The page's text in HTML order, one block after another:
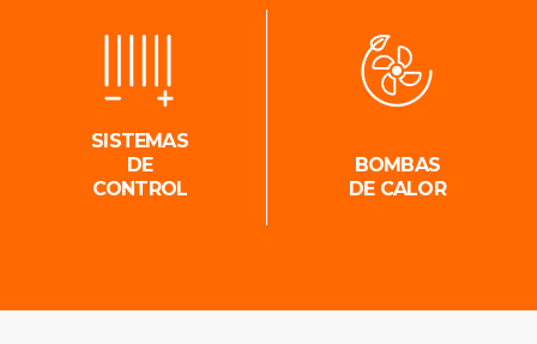
SISTEMAS
DE
CONTROL
BOMBAS
DE CALOR